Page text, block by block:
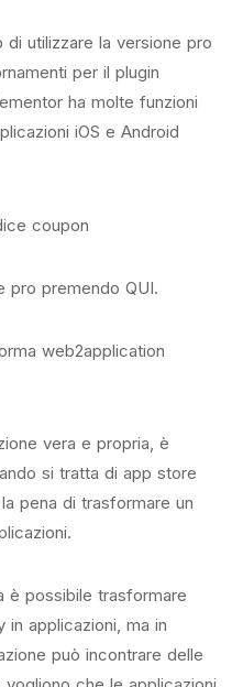
di utilizzare la versione pro
per il plugin
ha molte funzioni
iOS e Android
pro premendo QUI.
web2application
vera e propria, è
si tratta di app store
pena di trasformare un
è possibile trasformare
applicazioni, ma in
può incontrare delle